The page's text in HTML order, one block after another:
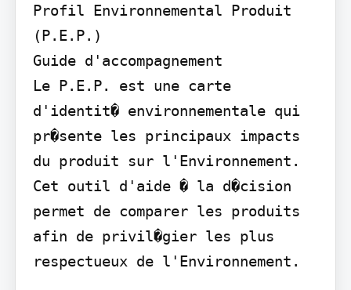
Profil Environnemental Produit
(P.E.P.)
Guide d'accompagnement
Le P.E.P. est une carte
d'identit� environnementale qui
pr�sente les principaux impacts
du produit sur l'Environnement.
Cet outil d'aide � la d�cision
permet de comparer les produits
afin de privil�gier les plus
respectueux de l'Environnement.